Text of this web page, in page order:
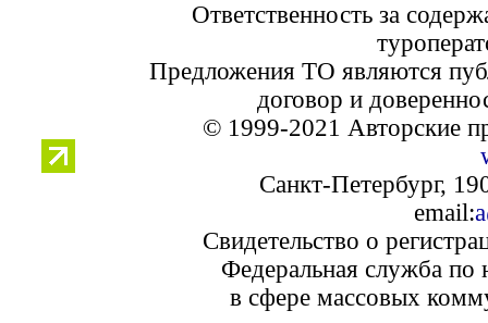
Ответственность за
Предложения ТО являются
договор и
© 1999-2021 Авторские
Санкт-Петербург,
email:
Свидетельство о
Федеральная служба по
в сфере массовых